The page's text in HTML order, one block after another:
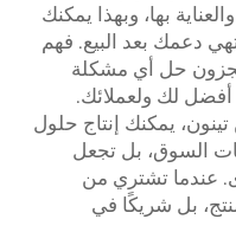
بها، وبهذا يمكنك
دعمك بعد البيع. فهم
حل أي مشكلة
لك ولعملائك.
يمكنك إنتاج حلول
السوق، بل تجعل
عندما تشتري من
بل شريكًا في